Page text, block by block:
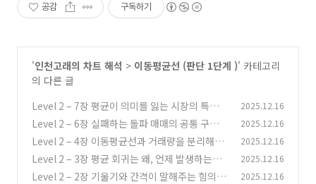
공감 구독하기
'인천고래의 차트 해석 > 이동평균선 (판단 1단계 )' 카테고리
의 다른 글
Level 2 – 7장 평균이 의미를 잃는 시장의 특징
(0)
2025.12.16
Level 2 – 6장 실패하는 돌파 매매의 공통 구조
(0)
2025.12.16
Level 2 – 4장 이동평균선과 거래량을 분리해서
봐야 하는 이유
(0)
2025.12.16
Level 2 – 3장 평균 회귀는 왜, 언제 발생하는가
(0)
2025.12.16
Level 2 – 2장 기울기와 간격이 말해주는 힘의 변
2025.12.16